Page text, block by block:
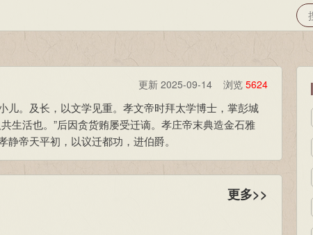
更新 2025-09-14 浏览 5624
儿。及长，以文学见重。孝文帝时拜太学博士，掌彭城
生活也。”后因贪货贿屡受迁谪。孝庄帝末典造金石雅
帝天平初，以议迁都功，进伯爵。
更多>>